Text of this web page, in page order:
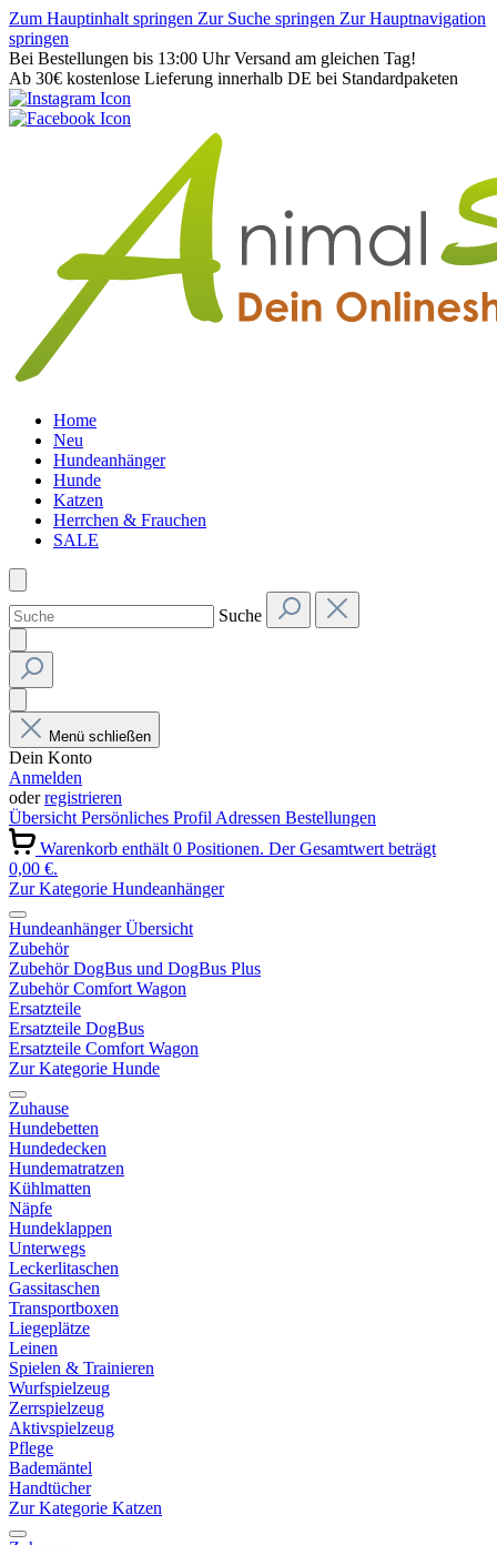
Zum Hauptinhalt springen Zur Suche springen Zur Hauptnavigation
springen
Bei Bestellungen bis 13:00 Uhr Versand am gleichen Tag!
Ab 30€ kostenlose Lieferung innerhalb DE bei Standardpaketen
Home
Neu
Hundeanhänger
Hunde
Katzen
Herrchen & Frauchen
SALE
Suche
Menü schließen
Dein Konto
Anmelden
oderregistrieren
ÜbersichtPersönliches ProfilAdressen Bestellungen
Warenkorb enthält 0 Positionen. Der Gesamtwert beträgt
0,00 €.
Zur Kategorie Hundeanhänger
Hundeanhänger Übersicht
Zubehör
Zubehör DogBus und DogBus Plus
Zubehör Comfort Wagon
Ersatzteile
Ersatzteile DogBus
Ersatzteile Comfort Wagon
Zur Kategorie Hunde
Zuhause
Hundebetten
Hundedecken
Hundematratzen
Kühlmatten
Näpfe
Hundeklappen
Unterwegs
Leckerlitaschen
Gassitaschen
Transportboxen
Liegeplätze
Leinen
Spielen & Trainieren
Wurfspielzeug
Zerrspielzeug
Aktivspielzeug
Pflege
Bademäntel
Handtücher
Zur Kategorie Katzen